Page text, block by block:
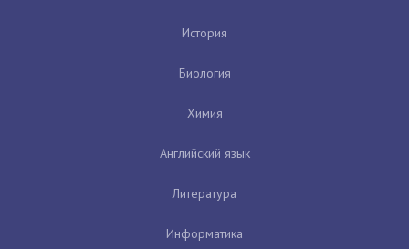
История
Биология
Химия
Английский язык
Литература
Информатика